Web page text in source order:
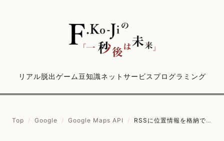
リアル脱出ゲーム豆知識ネットサービス プログラミング
Top / Google / Google Maps API / RSSに位置情報を格納できるGeoRSSをGoogle Maps APIがサポート